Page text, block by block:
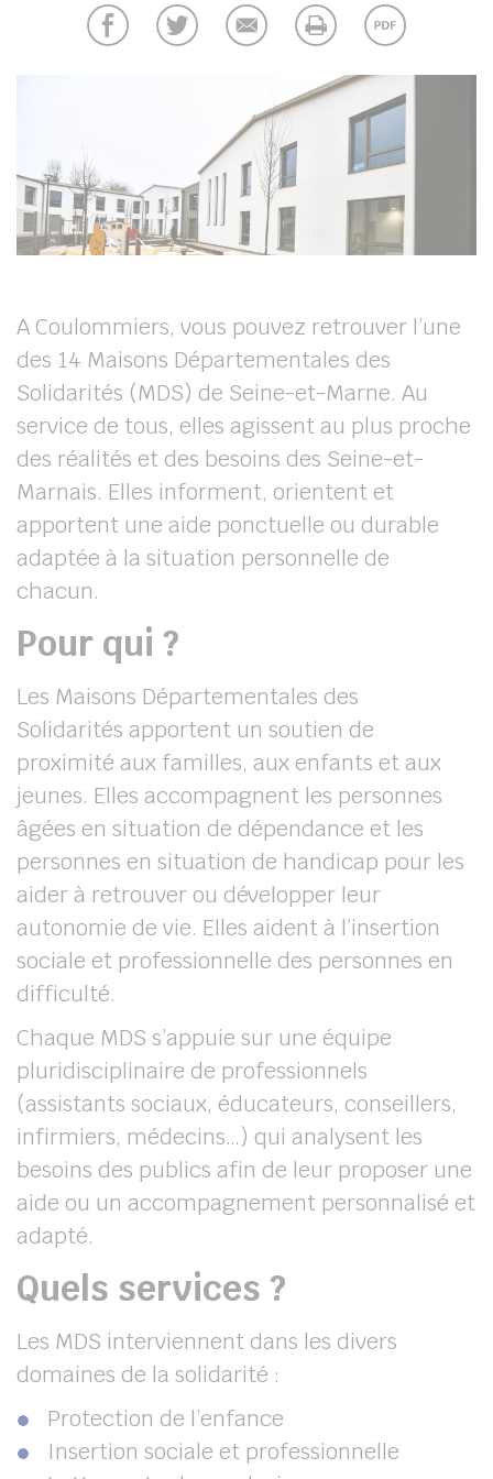
A Coulommiers, vous pouvez retrouver l’une
des 14 Maisons Départementales des
Solidarités (MDS) de Seine-et-Marne. Au
service de tous, elles agissent au plus proche
des réalités et des besoins des Seine-et-
Marnais. Elles informent, orientent et
apportent une aide ponctuelle ou durable
adaptée à la situation personnelle de
chacun.
Pour qui ?
Les Maisons Départementales des
Solidarités apportent un soutien de
proximité aux familles, aux enfants et aux
jeunes. Elles accompagnent les personnes
âgées en situation de dépendance et les
personnes en situation de handicap pour les
aider à retrouver ou développer leur
autonomie de vie. Elles aident à l’insertion
sociale et professionnelle des personnes en
difficulté.
Chaque MDS s’appuie sur une équipe
pluridisciplinaire de professionnels
(assistants sociaux, éducateurs, conseillers,
infirmiers, médecins…) qui analysent les
besoins des publics afin de leur proposer une
aide ou un accompagnement personnalisé et
adapté.
Quels services ?
Les MDS interviennent dans les divers
domaines de la solidarité :
Protection de l’enfance
Insertion sociale et professionnelle